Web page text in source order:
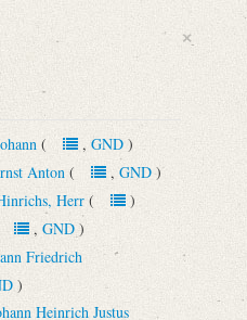
×
(, GND)
Anton (, GND)
Herr ()
, GND)
Friedrich
)
Heinrich Justus